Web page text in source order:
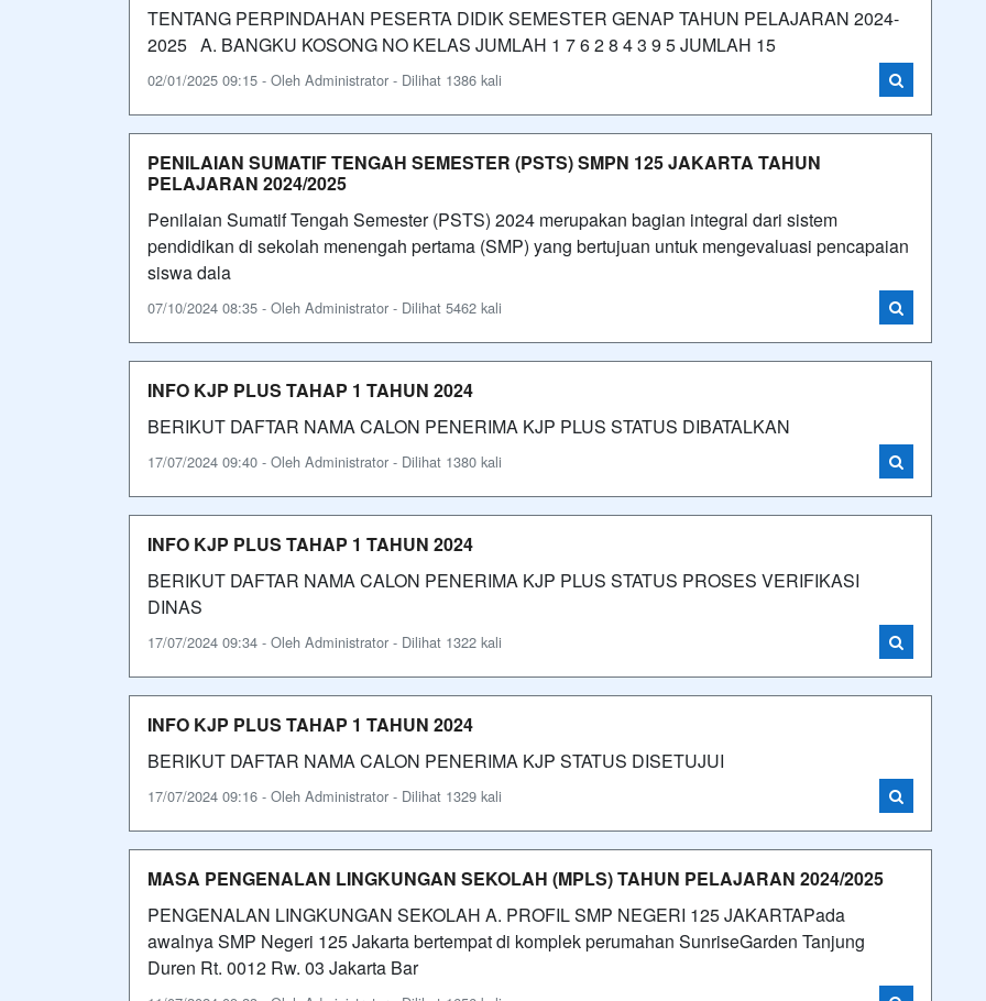
TENTANG PERPINDAHAN PESERTA DIDIK SEMESTER GENAP TAHUN PELAJARAN 2024-
2025 A. BANGKU KOSONG NO KELAS JUMLAH 1 7 6 2 8 4 3 9 5 JUMLAH 15
02/01/2025 09:15 - Oleh Administrator - Dilihat 1386 kali
PENILAIAN SUMATIF TENGAH SEMESTER (PSTS) SMPN 125 JAKARTA TAHUN
PELAJARAN 2024/2025
Penilaian Sumatif Tengah Semester (PSTS) 2024 merupakan bagian integral dari sistem
pendidikan di sekolah menengah pertama (SMP) yang bertujuan untuk mengevaluasi pencapaian
siswa dala
07/10/2024 08:35 - Oleh Administrator - Dilihat 5462 kali
INFO KJP PLUS TAHAP 1 TAHUN 2024
BERIKUT DAFTAR NAMA CALON PENERIMA KJP PLUS STATUS DIBATALKAN
17/07/2024 09:40 - Oleh Administrator - Dilihat 1380 kali
INFO KJP PLUS TAHAP 1 TAHUN 2024
BERIKUT DAFTAR NAMA CALON PENERIMA KJP PLUS STATUS PROSES VERIFIKASI
DINAS
17/07/2024 09:34 - Oleh Administrator - Dilihat 1322 kali
INFO KJP PLUS TAHAP 1 TAHUN 2024
BERIKUT DAFTAR NAMA CALON PENERIMA KJP STATUS DISETUJUI
17/07/2024 09:16 - Oleh Administrator - Dilihat 1329 kali
MASA PENGENALAN LINGKUNGAN SEKOLAH (MPLS) TAHUN PELAJARAN 2024/2025
PENGENALAN LINGKUNGAN SEKOLAH A. PROFIL SMP NEGERI 125 JAKARTAPada
awalnya SMP Negeri 125 Jakarta bertempat di komplek perumahan SunriseGarden Tanjung
Duren Rt. 0012 Rw. 03 Jakarta Bar